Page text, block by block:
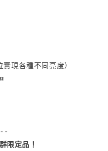
現各種不同亮度）
-
限定品！